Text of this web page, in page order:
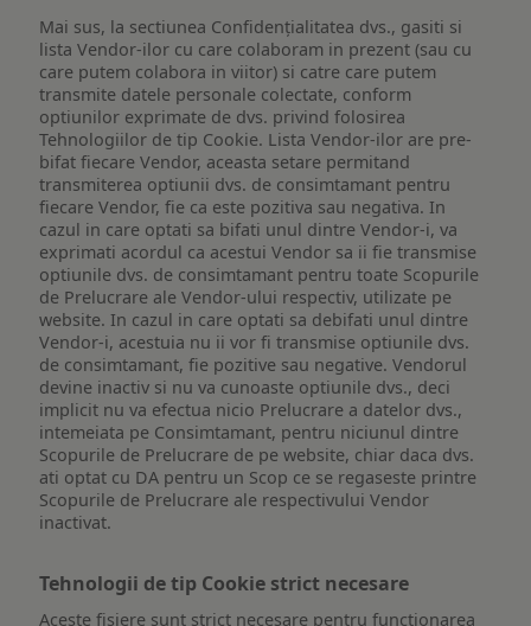
Mai sus, la sectiunea Confidențialitatea dvs., gasiti si
lista Vendor-ilor cu care colaboram in prezent (sau cu
care putem colabora in viitor) si catre care putem
transmite datele personale colectate, conform
optiunilor exprimate de dvs. privind folosirea
Tehnologiilor de tip Cookie. Lista Vendor-ilor are pre-
bifat fiecare Vendor, aceasta setare permitand
transmiterea optiunii dvs. de consimtamant pentru
fiecare Vendor, fie ca este pozitiva sau negativa. In
cazul in care optati sa bifati unul dintre Vendor-i, va
exprimati acordul ca acestui Vendor sa ii fie transmise
optiunile dvs. de consimtamant pentru toate Scopurile
de Prelucrare ale Vendor-ului respectiv, utilizate pe
website. In cazul in care optati sa debifati unul dintre
Vendor-i, acestuia nu ii vor fi transmise optiunile dvs.
de consimtamant, fie pozitive sau negative. Vendorul
devine inactiv si nu va cunoaste optiunile dvs., deci
implicit nu va efectua nicio Prelucrare a datelor dvs.,
intemeiata pe Consimtamant, pentru niciunul dintre
Scopurile de Prelucrare de pe website, chiar daca dvs.
ati optat cu DA pentru un Scop ce se regaseste printre
Scopurile de Prelucrare ale respectivului Vendor
inactivat.
Tehnologii de tip Cookie strict necesare
Aceste fisiere sunt strict necesare pentru functionarea